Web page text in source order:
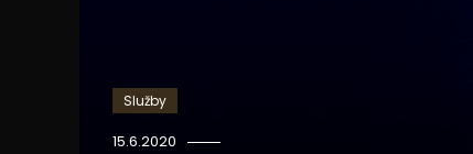
Služby
15.6.2020